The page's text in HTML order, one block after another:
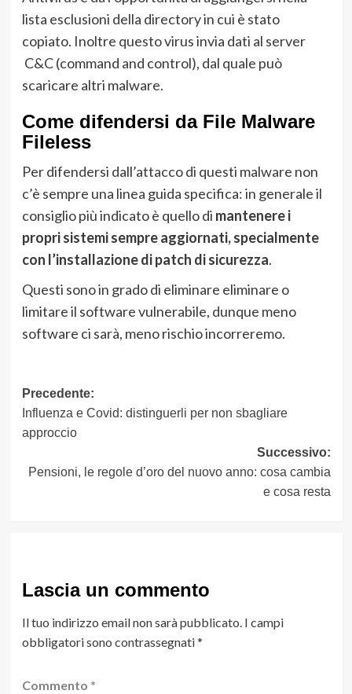
lista esclusioni della directory in cui è stato
copiato. Inoltre questo virus invia dati al server
C&C (command and control), dal quale può
scaricare altri malware.
Come difendersi da File Malware
Fileless
Per difendersi dall’attacco di questi malware non
c’è sempre una linea guida specifica: in generale il
consiglio più indicato è quello di mantenere i
propri sistemi sempre aggiornati, specialmente
con l’installazione di patch di sicurezza.
Questi sono in grado di eliminare eliminare o
limitare il software vulnerabile, dunque meno
software ci sarà, meno rischio incorreremo.
Navigazione
articolo
Precedente:
Influenza e Covid: distinguerli per non sbagliare
approccio
Successivo:
Pensioni, le regole d’oro del nuovo anno: cosa cambia
e cosa resta
Lascia un commento
Il tuo indirizzo email non sarà pubblicato. I campi
obbligatori sono contrassegnati*
Commento *